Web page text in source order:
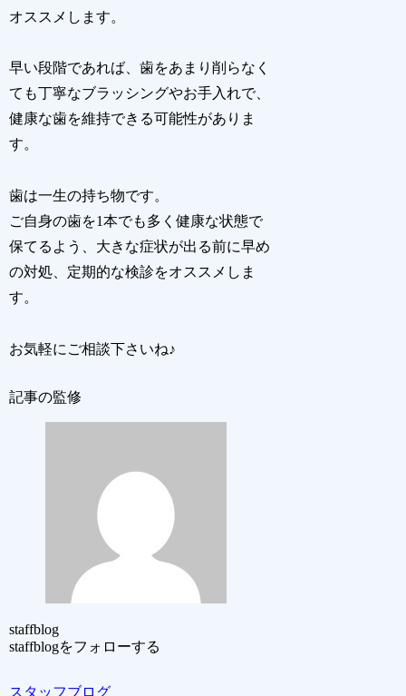
オススメします。
早い段階であれば、歯をあまり削らなく
ても丁寧なブラッシングやお手入れで、
健康な歯を維持できる可能性がありま
す。
歯は一生の持ち物です。
ご自身の歯を1本でも多く健康な状態で
保てるよう、大きな症状が出る前に早め
の対処、定期的な検診をオススメしま
す。
お気軽にご相談下さいね♪
記事の監修
staffblog
staffblogをフォローする
スタッフブログ